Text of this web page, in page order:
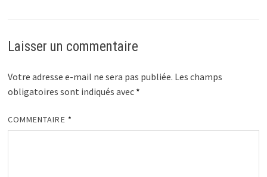
Laisser un commentaire
Votre adresse e-mail ne sera pas publiée. Les champs
obligatoires sont indiqués avec *
COMMENTAIRE *